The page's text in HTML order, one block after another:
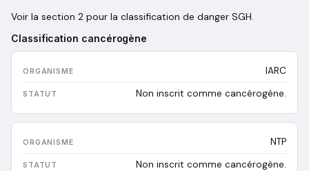
Voir la section 2 pour la classification de danger SGH.
Classification cancérogène
IARC
Non inscrit comme cancérogène.
NTP
Non inscrit comme cancérogène.